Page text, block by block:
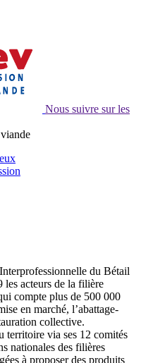
Nous suivre sur les
du Bétail
les acteurs de la filière
compte plus de 500 000
en marché, l’abattage-
collective.
territoire via ses 12 comités
nationales des filières
à proposer des produits